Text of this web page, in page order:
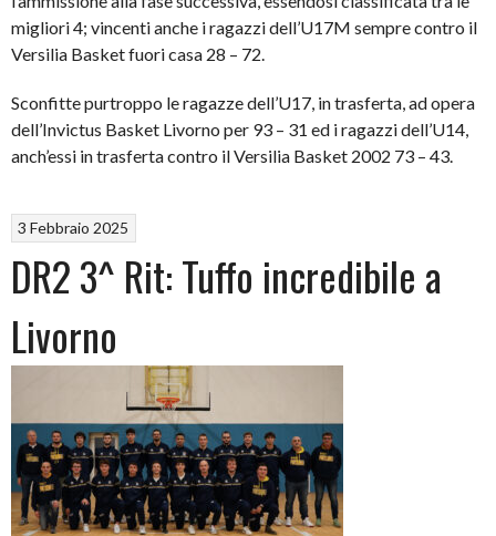
migliori 4; vincenti anche i ragazzi dell’U17M sempre contro il
Versilia Basket fuori casa 28 – 72.
Sconfitte purtroppo le ragazze dell’U17, in trasferta, ad opera
dell’Invictus Basket Livorno per 93 – 31 ed i ragazzi dell’U14,
anch’essi in trasferta contro il Versilia Basket 2002 73 – 43.
3 Febbraio 2025
DR2 3^ Rit: Tuffo incredibile a
Livorno